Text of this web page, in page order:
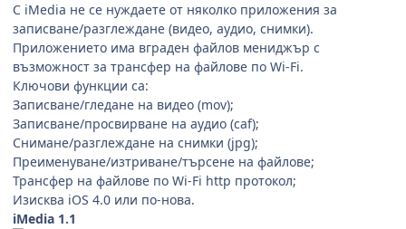
С iMedia не се нуждаете от няколко приложения за
записване/разглеждане (видео, аудио, снимки).
Приложението има вграден файлов мениджър с
възможност за трансфер на файлове по Wi-Fi.
Ключови функции са:
Записване/гледане на видео (mov);
Записване/просвирване на аудио (caf);
Снимане/разглеждане на снимки (jpg);
Преименуване/изтриване/търсене на файлове;
Трансфер на файлове по Wi-Fi http протокол;
Изисква iOS 4.0 или по-нова.
iMedia 1.1